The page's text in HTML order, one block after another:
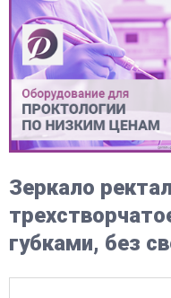
Зеркало
губками, без